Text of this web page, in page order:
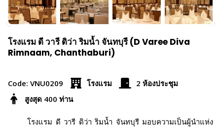
โรงแรม ดี วารี ดิว่า ริมน้ำ จันทบุรี (D Varee Diva
Rimnaam, Chanthaburi)
Code: VNU0209 โรงแรม
2 ห้องประชุม
สูงสุด 400 ท่าน
โรงแรม ดี วารี ดิว่า ริมน้ำ จันทบุรี มอบความเป็นผู้นำแห่ง